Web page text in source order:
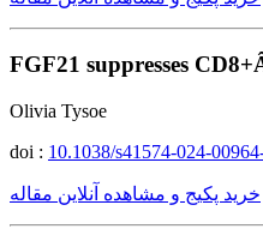
FGF21 suppresses
Olivia Tysoe
doi : 10.1038/s41574-024-
خرید پکیج و مشاهده آنلاین مقاله